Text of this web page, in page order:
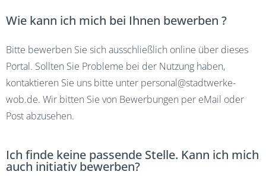
Wie kann ich mich bei Ihnen bewerben ?
Bitte bewerben Sie sich ausschließlich online über dieses
Portal. Sollten Sie Probleme bei der Nutzung haben,
kontaktieren Sie uns bitte unter personal@stadtwerke-
wob.de. Wir bitten Sie von Bewerbungen per eMail oder
Post abzusehen.
Ich finde keine passende Stelle. Kann ich mich
auch initiativ bewerben?